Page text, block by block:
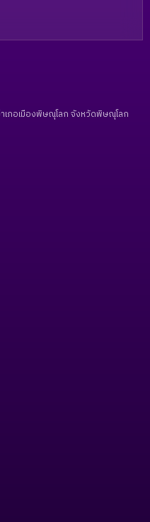
เภอเมืองพิษณุโลก จังหวัดพิษณุโลก